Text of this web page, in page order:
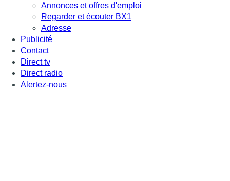
Annonces et offres d'emploi
Regarder et écouter BX1
Adresse
Publicité
Contact
Direct tv
Direct radio
Alertez-nous